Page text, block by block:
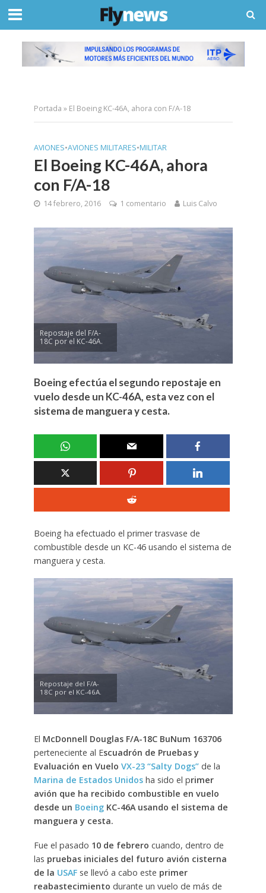
Portada » El Boeing KC-46A, ahora con F/A-18
AVIONES•AVIONES MILITARES•MILITAR
El Boeing KC-46A, ahora
con F/A-18
14 febrero, 2016 1 comentario Luis Calvo
Repostaje del F/A-
18C por el KC-46A.
Boeing efectúa el segundo repostaje en
vuelo desde un KC-46A, esta vez con el
sistema de manguera y cesta.
Boeing ha efectuado el primer trasvase de
combustible desde un KC-46 usando el sistema de
manguera y cesta.
Repostaje del F/A-
18C por el KC-46A.
El McDonnell Douglas F/A-18C BuNum 163706
perteneciente al Escuadrón de Pruebas y
Evaluación en Vuelo VX-23 “Salty Dogs” de la
Marina de Estados Unidosha sido el primer
avión que ha recibido combustible en vuelo
desde un BoeingKC-46A usando el sistema de
manguera y cesta.
Fue el pasado 10 de febrero cuando, dentro de
las pruebas iniciales del futuro avión cisterna
de la USAFse llevó a cabo este primer
reabastecimiento durante un vuelo de más de